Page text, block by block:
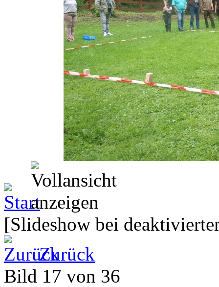
[Slideshow bei
Zurück
Bild 17 von 36